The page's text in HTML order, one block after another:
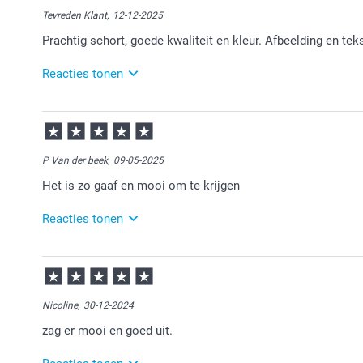
Tevreden Klant, 12-12-2025
Prachtig schort, goede kwaliteit en kleur. Afbeelding en
Reacties tonen
16-12-2025
13:16
Heel veel plezier ervan!
P Van der beek, 09-05-2025
Het is zo gaaf en mooi om te krijgen
Reacties tonen
12-05-2025
15:02
Heel leuk!
Nicoline, 30-12-2024
zag er mooi en goed uit.